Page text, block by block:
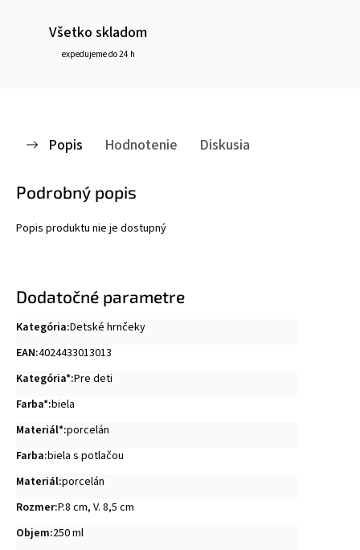
Všetko skladom
expedujeme do 24 h
Popis Hodnotenie Diskusia
Podrobný popis
Popis produktu nie je dostupný
Dodatočné parametre
Kategória:Detské hrnčeky
EAN:4024433013013
Kategória*:Pre deti
Farba*:biela
Materiál*:porcelán
Farba:biela s potlačou
Materiál:porcelán
Rozmer:P.8 cm, V. 8,5 cm
Objem:250 ml